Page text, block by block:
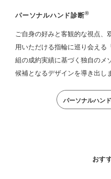
パーソナルハンド診断®
ご自身の好みと客観的な視点、
用いただける指輪に巡り会える
組の成約実績に基づく独自のメ
候補となるデザインを導き出し
パーソナルハン
おす